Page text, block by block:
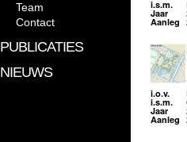
Team
Contact
PUBLICATIES
NIEUWS
i.s.m.
Jaar
Aanleg
i.o.v.
i.s.m.
Jaar
Aanleg